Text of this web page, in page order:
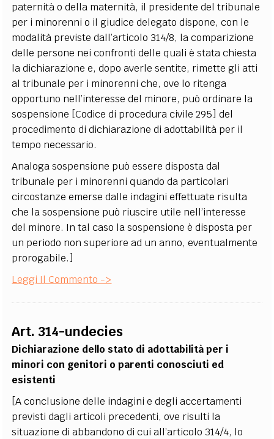
paternità o della maternità, il presidente del tribunale
per i minorenni o il giudice delegato dispone, con le
modalità previste dall’articolo 314/8, la comparizione
delle persone nei confronti delle quali è stata chiesta
la dichiarazione e, dopo averle sentite, rimette gli atti
al tribunale per i minorenni che, ove lo ritenga
opportuno nell’interesse del minore, può ordinare la
sospensione [Codice di procedura civile 295] del
procedimento di dichiarazione di adottabilità per il
tempo necessario.
Analoga sospensione può essere disposta dal
tribunale per i minorenni quando da particolari
circostanze emerse dalle indagini effettuate risulta
che la sospensione può riuscire utile nell’interesse
del minore. In tal caso la sospensione è disposta per
un periodo non superiore ad un anno, eventualmente
prorogabile.]
Leggi Il Commento ->
Art. 314-undecies
Dichiarazione dello stato di adottabilità per i
minori con genitori o parenti conosciuti ed
esistenti
[A conclusione delle indagini e degli accertamenti
previsti dagli articoli precedenti, ove risulti la
situazione di abbandono di cui all’articolo 314/4, lo